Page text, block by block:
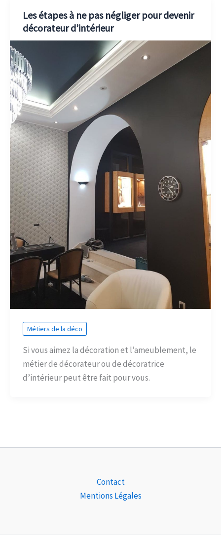
Les étapes à ne pas négliger pour devenir
décorateur d’intérieur
Métiers de la déco
Si vous aimez la décoration et l’ameublement, le
métier de décorateur ou de décoratrice
d’intérieur peut être fait pour vous.
Contact
Mentions Légales